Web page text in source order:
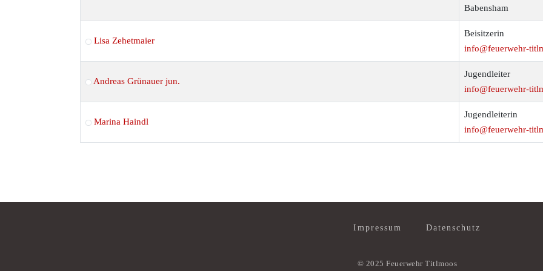
Babensham
Lisa Zehetmaier
Beisitzerin
info@feuerwehr-
Andreas Grünauer jun.
Jugendleiter
info@feuerwehr-
Marina Haindl
Jugendleiterin
info@feuerwehr-
Impressum Datenschutz
© 2025 Feuerwehr Titlmoos